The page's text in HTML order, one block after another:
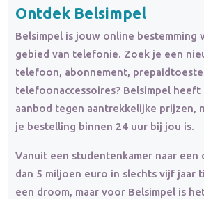
Ontdek Belsimpel
Belsimpel is jouw online bestemming
gebied van telefonie. Zoek je een
telefoon, abonnement,
telefoonaccessoires? Belsimpel
aanbod tegen aantrekkelijke prijzen,
je bestelling binnen 24 uur bij jou is.
Vanuit een studentenkamer naar een
dan 5 miljoen euro in slechts vijf jaar
een droom, maar voor Belsimpel is